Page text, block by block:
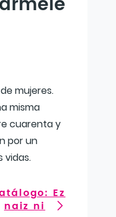
mujeres.
misma
cuarenta y
por un
vidas.
Ez
naiz ni